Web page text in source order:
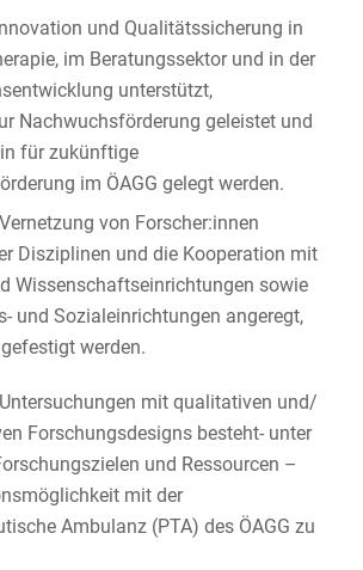
und Qualitätssicherung in
im Beratungssektor und in der
unterstützt,
Nachwuchsförderung geleistet und
für zukünftige
im ÖAGG gelegt werden.
von Forscher:innen
Disziplinen und die Kooperation mit
Wissenschaftseinrichtungen sowie
und Sozialeinrichtungen angeregt,
werden.
mit qualitativen und/
Forschungsdesigns besteht- unter
und Ressourcen –
mit der
Ambulanz (PTA) des ÖAGG zu